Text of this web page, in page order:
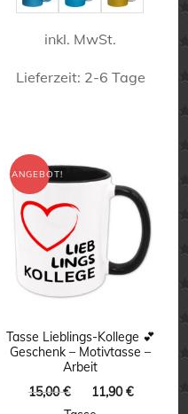
inkl. MwSt.
Lieferzeit: 2-6 Tage
weist
mehrere
Varianten
auf.
Die
können
auf
der
ANGEBOT!
Tasse Lieblings-Kollege 💕
Geschenk – Motivtasse –
Arbeit
15,00€
Ursprünglicher
Preis
11,90€